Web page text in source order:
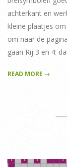
achterkant en
kleine plaatjes
om naar de
gaan Rij 3 en 4:
READ MORE →